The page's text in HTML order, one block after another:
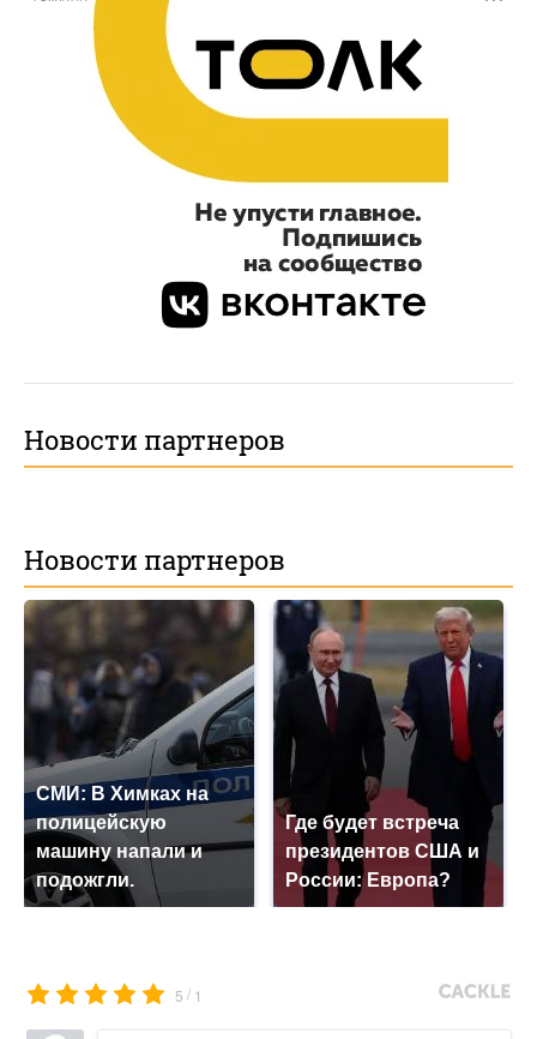
Новости партнеров
Новости партнеров
СМИ: В Химках на
полицейскую
машину напали и
подожгли.
Где будет встреча
президентов США и
России: Европа?
5 / 1